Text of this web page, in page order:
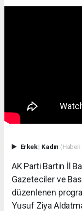
Erkek| Kadın (Haberi
AK Parti Bartın İl
Gazeteciler ve
düzenlenen
Yusuf Ziya